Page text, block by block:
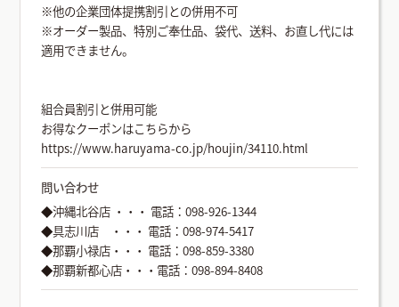
※他の企業団体提携割引との併用不可
※オーダー製品、特別ご奉仕品、袋代、送料、お直し代には
適用できません。
組合員割引と併用可能
お得なクーポンはこちらから
https://www.haruyama-co.jp/houjin/34110.html
問い合わせ
◆沖縄北谷店 ・・・ 電話：098-926-1344
◆具志川店 ・・・ 電話：098-974-5417
◆那覇小禄店・・・ 電話：098-859-3380
◆那覇新都心店・・・電話：098-894-8408